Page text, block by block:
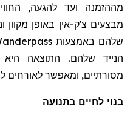
מההזמנה ועד להגעה,
מבצעים צ'ק-אין באופן מקוון
שלהם באמצעות
הנייד שלהם. התוצאה
מסורתיים, ומאפשר לאורחים
בנוי לחיים בתנועה